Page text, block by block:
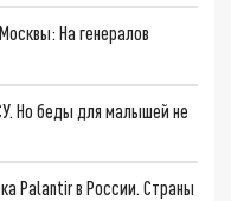
На генералов
Но беды для малышей не
Palantir в России. Страны